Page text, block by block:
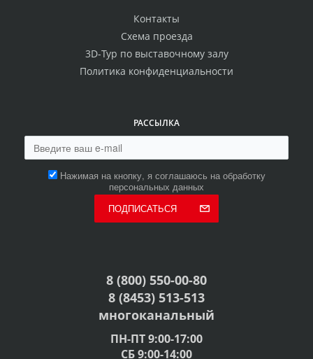
Контакты
Схема проезда
3D-Тур по выставочному залу
Политика конфиденциальности
РАССЫЛКА
Нажимая на кнопку, я соглашаюсь на обработку
персональных данных
ПОДПИСАТЬСЯ
8 (800) 550-00-80
8 (8453) 513-513
многоканальный
ПН-ПТ 9:00-17:00
СБ 9:00-14:00